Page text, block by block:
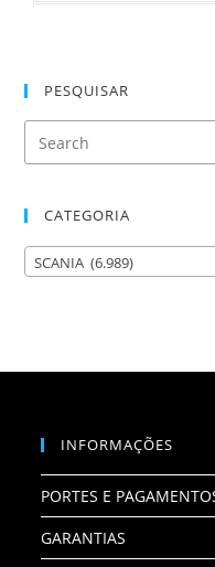
PESQUISAR
CATEGORIA
SCANIA (6.989)
INFORMAÇÕES
PORTES E
GARANTIAS